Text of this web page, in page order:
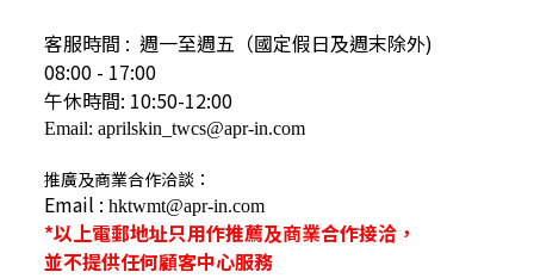
客服時間 : 週一至週五（國定假日及週末除外)
08:00 - 17:00
午休時間: 10:50-12:00
Email: aprilskin_twcs@apr-in.com
推廣及商業合作洽談：
Email : hktwmt@apr-in.com
*以上電郵地址只用作推薦及商業合作接洽，
並不提供任何顧客中心服務